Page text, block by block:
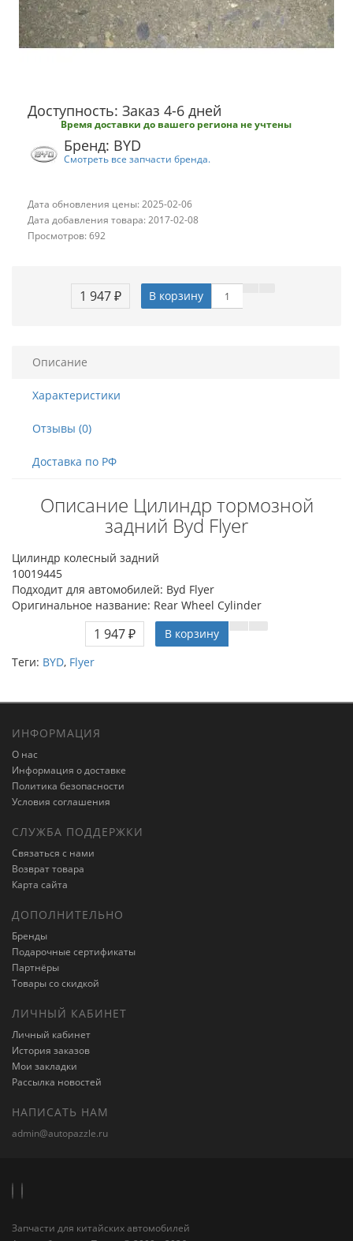
Доступность: Заказ 4-6 дней
Время доставки до вашего региона не учтены
Бренд: BYD
Смотреть все запчасти бренда.
Дата обновления цены: 2025-02-06
Дата добавления товара: 2017-02-08
Просмотров: 692
1 947 ₽ В корзину
Описание
Характеристики
Отзывы (0)
Доставка по РФ
Описание Цилиндр тормозной
задний Byd Flyer
Цилиндр колесный задний
10019445
Подходит для автомобилей: Byd Flyer
Оригинальное название: Rear Wheel Cylinder
1 947 ₽
В корзину
Теги: BYD, Flyer
ИНФОРМАЦИЯ
О нас
Информация о доставке
Политика безопасности
Условия соглашения
СЛУЖБА ПОДДЕРЖКИ
Связаться с нами
Возврат товара
Карта сайта
ДОПОЛНИТЕЛЬНО
Бренды
Подарочные сертификаты
Партнёры
Товары со скидкой
ЛИЧНЫЙ КАБИНЕТ
Личный кабинет
История заказов
Мои закладки
Рассылка новостей
НАПИСАТЬ НАМ
admin@autopazzle.ru
Запчасти для китайских автомобилей